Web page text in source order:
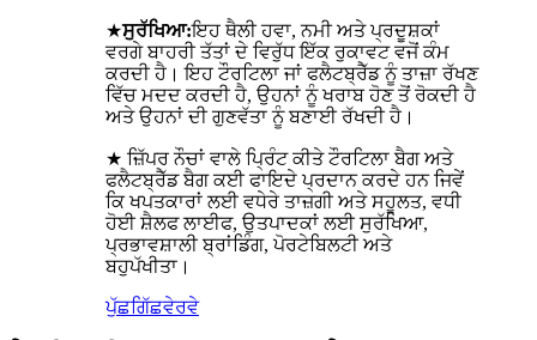
★ਸੁਰੱਖਿਆ:ਇਹ ਥੈਲੀ ਹਵਾ, ਨਮੀ ਅਤੇ ਪ੍ਰਦੂਸ਼ਕਾਂ
ਵਰਗੇ ਬਾਹਰੀ ਤੱਤਾਂ ਦੇ ਵਿਰੁੱਧ ਇੱਕ ਰੁਕਾਵਟ ਵਜੋਂ ਕੰਮ
ਕਰਦੀ ਹੈ। ਇਹ ਟੌਰਟਿਲਾ ਜਾਂ ਫਲੈਟਬ੍ਰੈੱਡ ਨੂੰ ਤਾਜ਼ਾ ਰੱਖਣ
ਵਿੱਚ ਮਦਦ ਕਰਦੀ ਹੈ, ਉਹਨਾਂ ਨੂੰ ਖਰਾਬ ਹੋਣ ਤੋਂ ਰੋਕਦੀ ਹੈ
ਅਤੇ ਉਹਨਾਂ ਦੀ ਗੁਣਵੱਤਾ ਨੂੰ ਬਣਾਈ ਰੱਖਦੀ ਹੈ।
★ ਜ਼ਿੱਪਰ ਨੌਚਾਂ ਵਾਲੇ ਪ੍ਰਿੰਟ ਕੀਤੇ ਟੌਰਟਿਲਾ ਬੈਗ ਅਤੇ
ਫਲੈਟਬ੍ਰੈੱਡ ਬੈਗ ਕਈ ਫਾਇਦੇ ਪ੍ਰਦਾਨ ਕਰਦੇ ਹਨ ਜਿਵੇਂ
ਕਿ ਖਪਤਕਾਰਾਂ ਲਈ ਵਧੇਰੇ ਤਾਜ਼ਗੀ ਅਤੇ ਸਹੂਲਤ, ਵਧੀ
ਹੋਈ ਸ਼ੈਲਫ ਲਾਈਫ, ਉਤਪਾਦਕਾਂ ਲਈ ਸੁਰੱਖਿਆ,
ਪ੍ਰਭਾਵਸ਼ਾਲੀ ਬ੍ਰਾਂਡਿੰਗ, ਪੋਰਟੇਬਿਲਟੀ ਅਤੇ
ਬਹੁਪੱਖੀਤਾ।
ਪੁੱਛਗਿੱਛਵੇਰਵੇ